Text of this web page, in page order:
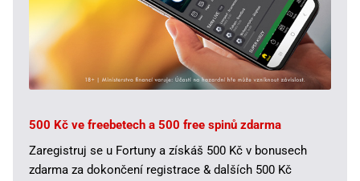
500 Kč ve freebetech a 500 free spinů zdarma
Zaregistruj se u Fortuny a získáš 500 Kč v bonusech
zdarma za dokončení registrace & dalších 500 Kč